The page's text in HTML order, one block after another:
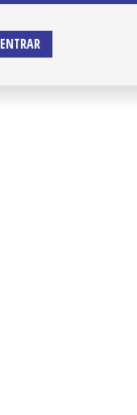
ENTRAR